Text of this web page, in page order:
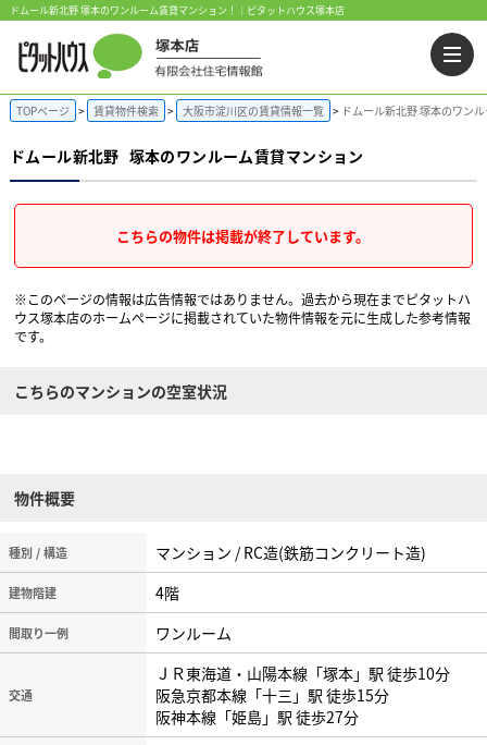
ドムール新北野 塚本のワンルーム賃貸マンション！｜ピタットハウス塚本店
TOPページ 賃貸物件検索 大阪市淀川区の賃貸情報一覧 ドムール新北野 塚本のワン
ドムール新北野 塚本のワンルーム賃貸マンション
こちらの物件は掲載が終了しています。
※このページの情報は広告情報ではありません。過去から現在までピタットハ
ウス塚本店のホームぺージに掲載されていた物件情報を元に生成した参考情報
です。
こちらのマンションの空室状況
物件概要
種別 / 構造 マンション / RC造(鉄筋コンクリート造)
建物階建 4階
間取り一例 ワンルーム
交通
ＪＲ東海道・山陽本線「塚本」駅 徒歩10分
阪急京都本線「十三」駅 徒歩15分
阪神本線「姫島」駅 徒歩27分